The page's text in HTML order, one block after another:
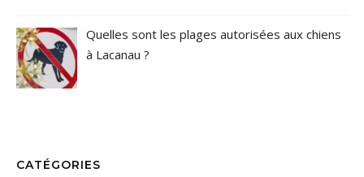
Quelles sont les plages autorisées aux chiens
à Lacanau ?
CATÉGORIES